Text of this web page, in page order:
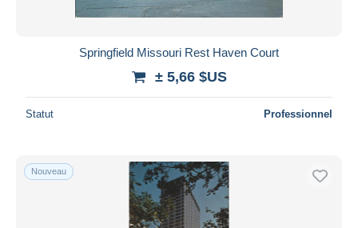
Springfield Missouri Rest Haven Court
± 5,66 $US
Statut Professionnel
Nouveau